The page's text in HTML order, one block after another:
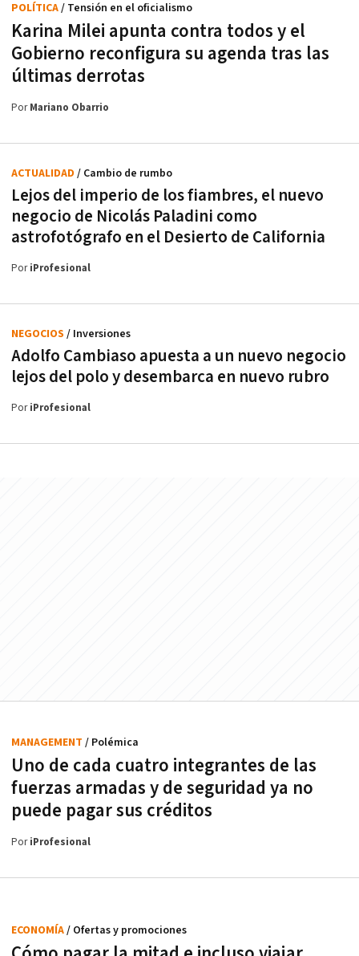
Karina Milei apunta contra todos y el
Gobierno reconfigura su agenda tras las
últimas derrotas
POLÍTICA/ Tensión en el oficialismo
PorMariano Obarrio
Lejos del imperio de los fiambres, el nuevo
negocio de Nicolás Paladini como
astrofotógrafo en el Desierto de California
ACTUALIDAD / Cambio de rumbo
PoriProfesional
Adolfo Cambiaso apuesta a un nuevo negocio
lejos del polo y desembarca en nuevo rubro
NEGOCIOS / Inversiones
PoriProfesional
Uno de cada cuatro integrantes de las
fuerzas armadas y de seguridad ya no
puede pagar sus créditos
MANAGEMENT / Polémica
PoriProfesional
ECONOMÍA/ Ofertas y promociones